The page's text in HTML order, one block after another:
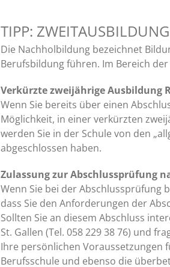
TIPP:
Die Nachholbildung bezeichnet
Berufsbildung führen. Im Bereich
Verkürzte zweijährige Ausbildung
Wenn Sie bereits über einen
Möglichkeit, in einer verkürzten
werden Sie in der Schule von den
abgeschlossen haben.
Zulassung zur Abschlussprüfung
Wenn Sie bei der Abschlussprüfung
dass Sie den Anforderungen der
Sollten Sie an diesem Abschluss
St. Gallen (Tel. 058 229 38 76) und
Ihre persönlichen Voraussetzungen
Berufsschule und ebenso die